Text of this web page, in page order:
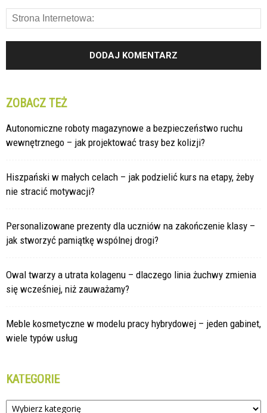
ZOBACZ TEŻ
Autonomiczne roboty magazynowe a bezpieczeństwo ruchu
wewnętrznego – jak projektować trasy bez kolizji?
Hiszpański w małych celach – jak podzielić kurs na etapy, żeby
nie stracić motywacji?
Personalizowane prezenty dla uczniów na zakończenie klasy –
jak stworzyć pamiątkę wspólnej drogi?
Owal twarzy a utrata kolagenu – dlaczego linia żuchwy zmienia
się wcześniej, niż zauważamy?
Meble kosmetyczne w modelu pracy hybrydowej – jeden gabinet,
wiele typów usług
KATEGORIE
Kategorie